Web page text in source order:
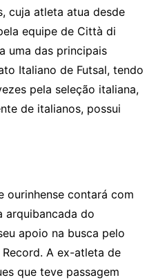
cuja atleta atua desde
equipe de Città di
uma das principais
Italiano de Futsal, tendo
pela seleção italiana,
de italianos, possui
ourinhense contará com
arquibancada do
apoio na busca pelo
A ex-atleta de
que teve passagem